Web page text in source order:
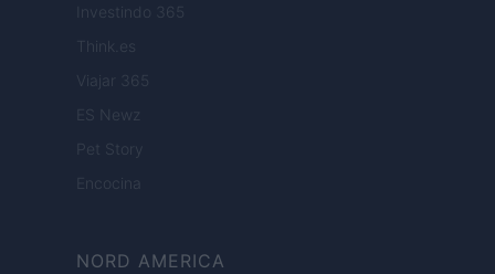
Investindo 365
Think.es
Viajar 365
ES Newz
Pet Story
Encocina
NORD AMERICA